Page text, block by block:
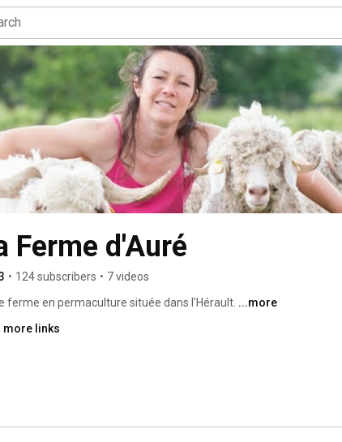
Ferme d'Auré
• 124 subscribers • 7 videos
ferme en permaculture située dans l'Hérault. ...more
more links